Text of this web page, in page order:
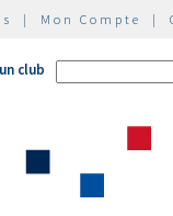
| Mon Compte |
club